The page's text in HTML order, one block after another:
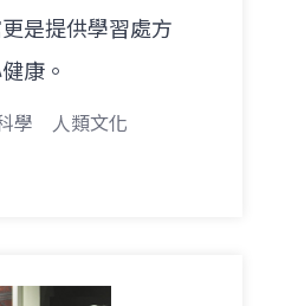
是提供學習處方
康。
學 人類文化